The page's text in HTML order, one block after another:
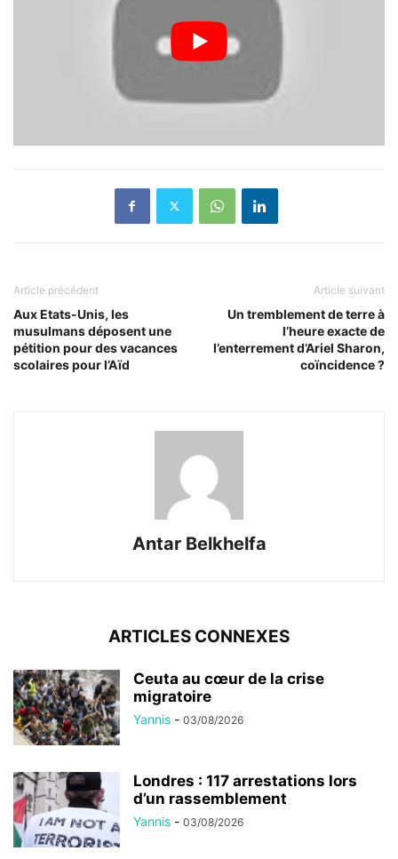
Article précédent
Aux Etats-Unis, les
musulmans déposent une
pétition pour des vacances
scolaires pour l’Aïd
Article suivant
Un tremblement de terre à
l’heure exacte de
l’enterrement d’Ariel Sharon,
coïncidence ?
Antar Belkhelfa
ARTICLES CONNEXES
Ceuta au cœur de la crise
migratoire
Yannis - 03/08/2026
Londres : 117 arrestations lors
d’un rassemblement
Yannis - 03/08/2026